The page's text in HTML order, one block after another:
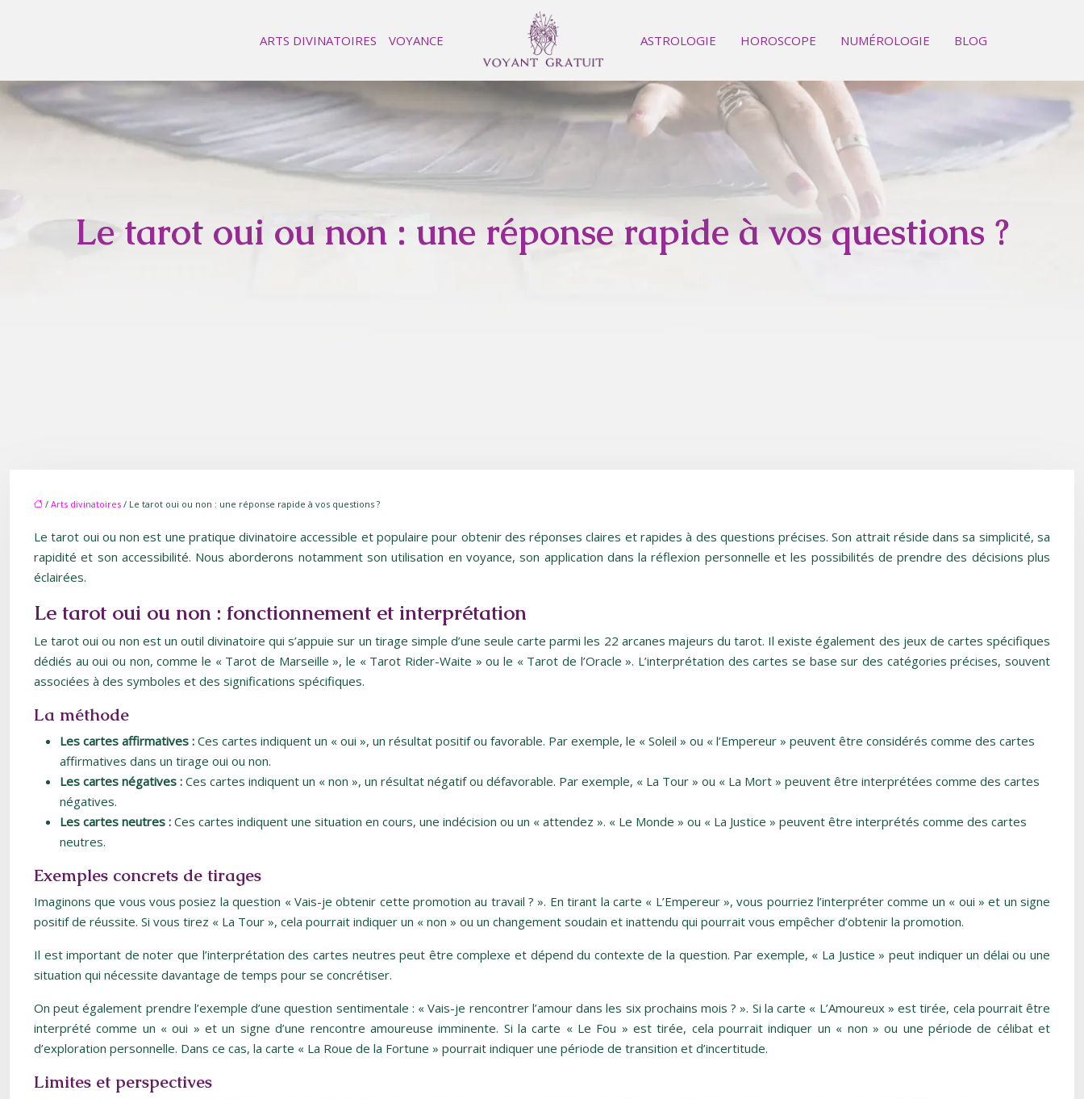
VOYANCE
ARTS DIVINATOIRES ASTROLOGIE HOROSCOPE NUMÉROLOGIE BLOG
Le tarot oui ou non : une réponse rapide à vos questions ?
/ Arts divinatoires / Le tarot oui ou non : une réponse rapide à vos questions ?
Le tarot oui ou non est une pratique divinatoire accessible et populaire pour obtenir des réponses claires et rapides à des questions précises. Son attrait réside dans sa simplicité, sa
rapidité et son accessibilité. Nous aborderons notamment son utilisation en voyance, son application dans la réflexion personnelle et les possibilités de prendre des décisions plus
éclairées.
Le tarot oui ou non : fonctionnement et interprétation
Le tarot oui ou non est un outil divinatoire qui s’appuie sur un tirage simple d’une seule carte parmi les 22 arcanes majeurs du tarot. Il existe également des jeux de cartes spécifiques
dédiés au oui ou non, comme le « Tarot de Marseille », le « Tarot Rider-Waite » ou le « Tarot de l’Oracle ». L’interprétation des cartes se base sur des catégories précises, souvent
associées à des symboles et des significations spécifiques.
La méthode
Les cartes affirmatives : Ces cartes indiquent un « oui », un résultat positif ou favorable. Par exemple, le « Soleil » ou « l’Empereur » peuvent être considérés comme des cartes
affirmatives dans un tirage oui ou non.
Les cartes négatives : Ces cartes indiquent un « non », un résultat négatif ou défavorable. Par exemple, « La Tour » ou « La Mort » peuvent être interprétées comme des cartes
négatives.
Les cartes neutres : Ces cartes indiquent une situation en cours, une indécision ou un « attendez ». « Le Monde » ou « La Justice » peuvent être interprétés comme des cartes
neutres.
Exemples concrets de tirages
Imaginons que vous vous posiez la question « Vais-je obtenir cette promotion au travail ? ». En tirant la carte « L’Empereur », vous pourriez l’interpréter comme un « oui » et un signe
positif de réussite. Si vous tirez « La Tour », cela pourrait indiquer un « non » ou un changement soudain et inattendu qui pourrait vous empêcher d’obtenir la promotion.
Il est important de noter que l’interprétation des cartes neutres peut être complexe et dépend du contexte de la question. Par exemple, « La Justice » peut indiquer un délai ou une
situation qui nécessite davantage de temps pour se concrétiser.
On peut également prendre l’exemple d’une question sentimentale : « Vais-je rencontrer l’amour dans les six prochains mois ? ». Si la carte « L’Amoureux » est tirée, cela pourrait être
interprété comme un « oui » et un signe d’une rencontre amoureuse imminente. Si la carte « Le Fou » est tirée, cela pourrait indiquer un « non » ou une période de célibat et
d’exploration personnelle. Dans ce cas, la carte « La Roue de la Fortune » pourrait indiquer une période de transition et d’incertitude.
Limites et perspectives